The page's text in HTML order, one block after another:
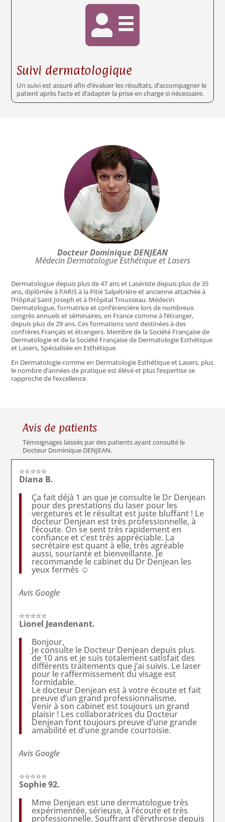

Suivi dermatologique
Un suivi est assuré afin d’évaluer les résultats, d’accompagner le
patient après l’acte et d’adapter la prise en charge si nécessaire.
Docteur Dominique DENJEAN
Médecin Dermatologue Esthétique et Lasers
Dermatologue depuis plus de 47 ans et Lasériste depuis plus de 35
ans, diplômée à PARIS à la Pitié Salpétrière et ancienne attachée à
l’Hôpital Saint Joseph et à l’Hôpital Trousseau. Médecin
Dermatologue, formatrice et conférencière lors de nombreux
congrès annuels et séminaires, en France comme à l’étranger,
depuis plus de 29 ans. Ces formations sont destinées à des
confrères Français et étrangers. Membre de la Société Française de
Dermatologie et de la Société Française de Dermatologie Esthétique
et Lasers, Spécialisée en Esthétique.
En Dermatologie comme en Dermatologie Esthétique et Lasers, plus
le nombre d’années de pratique est élévé et plus l’expertise se
rapproche de l’excellence.
Avis de patients
Témoignages laissés par des patients ayant consulté le
Docteur Dominique DENJEAN.
⭐⭐⭐⭐⭐
Diana B.
Ça fait déjà 1 an que je consulte le Dr Denjean
pour des prestations du laser pour les
vergetures et le résultat est juste bluffant ! Le
docteur Denjean est très professionnelle, à
l’écoute. On se sent très rapidement en
confiance et c’est très appréciable. La
secrétaire est quant à elle, très agréable
aussi, souriante et bienveillante. Je
recommande le cabinet du Dr Denjean les
yeux fermés ☺️
Avis Google
⭐⭐⭐⭐⭐
Lionel Jeandenant.
Bonjour,
Je consulte le Docteur Denjean depuis plus
de 10 ans et je suis totalement satisfait des
différents traitements que j’ai suivis. Le laser
pour le raffermissement du visage est
formidable.
Le docteur Denjean est à votre écoute et fait
preuve d’un grand professionnalisme.
Venir à son cabinet est toujours un grand
plaisir ! Les collaboratrices du Docteur
Denjean font toujours preuve d’une grande
amabilité et d’une grande courtoisie.
Avis Google
⭐⭐⭐⭐⭐
Sophie 92.
Mme Denjean est une dermatologue très
expérimentée, sérieuse, à l’écoute et très
professionnelle. Souffrant d’érythrose depuis